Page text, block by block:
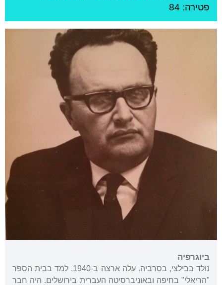
פטירה: 84
ביוגרפיה
נולד בבילצי, בסרביה. עלה ארצה ב-1940, למד בבית הספר
"הריאלי" בחיפה ובאוניברסיטה העברית בירושלים. היה חבר